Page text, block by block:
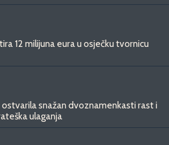
12 milijuna eura u osječku tvornicu
ostvarila snažan dvoznamenkasti rast i
ulaganja